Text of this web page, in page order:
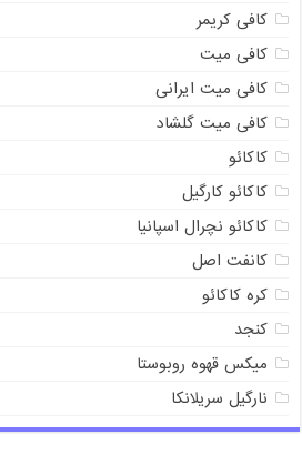
کافی کریمر
کافی میت
کافی میت ایرانی
کافی میت گلشاد
کاکائو
کاکائو کارگیل
کاکائو نچرال اسپانیا
کانفت اصل
کره کاکائو
کنجد
میکس قهوه روبوستا
نارگیل سریلانکا